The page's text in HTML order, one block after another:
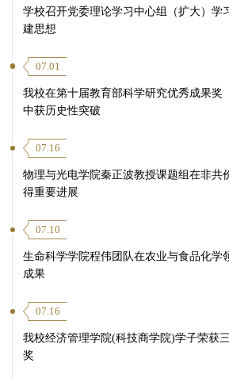
学校召开党委理论学习中心组（扩大）学
建思想
07.01
我校在第十届教育部科学研究优秀成果奖
中获历史性突破
07.16
物理与光电学院秦正波教授课题组在非共
得重要进展
07.10
生命科学学院程伟团队在农业与食品化学
成果
07.16
我校经济管理学院(科技商学院)学子荣获
奖